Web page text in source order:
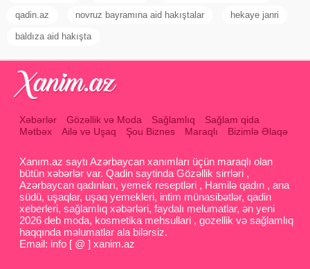
qadin.az novruz bayramına aid hakıştalar hekaye janri
baldıza aid hakışta
Xəbərlər Gözəllik və Moda Sağlamlıq
Sağlam qida
Mətbəx
Ailə və Uşaq Şou Biznes Maraqlı Bizimlə Əlaqə
Xanım.az saytı Azərbaycan xanımları üçün maraqlı olan
bütün xəbərlər var. Qadin saytinda Gözəllik sirrləri ,
Azərbaycan qadınları, yemek reseptləri , Hamilə qadın , ana
südü, uşaqlar, uşaq yemekleri, intim münasibətlər, qadin
xeberleri, sağlamlıq xəbərləri, faydalı melumatlar, ən yeni
2026 deb moda, kosmetika mehsullari , gozellik və sağlamlıq
haqqında məlumatlar ala bilərsiz.
Email: info [ @ ] xanim.az